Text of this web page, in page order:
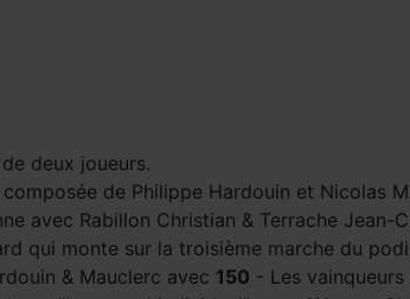
deux joueurs.
de Philippe Hardouin et Nicolas
avec Rabillon Christian & Terrache Jean-
qui monte sur la troisième marche du
& Mauclerc avec 150 - Les